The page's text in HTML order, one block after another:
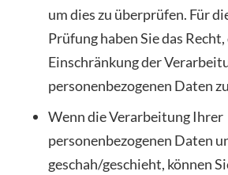
um dies zu überprüfen. Für
Prüfung haben Sie das Recht,
Einschränkung der
personenbezogenen Daten
Wenn die Verarbeitung Ihrer
personenbezogenen Daten
geschah/geschieht, können